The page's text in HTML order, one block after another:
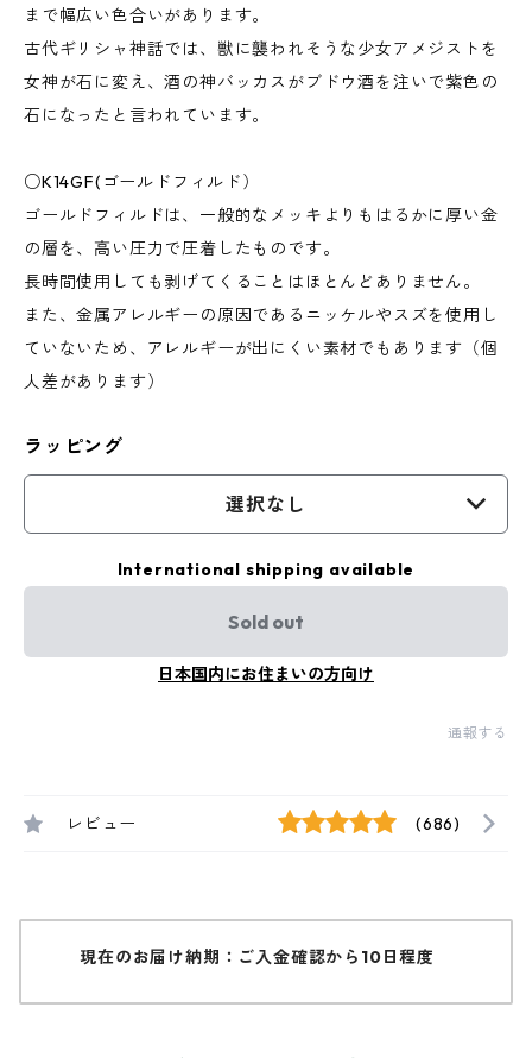
まで幅広い色合いがあります。
古代ギリシャ神話では、獣に襲われそうな少女アメジストを
女神が石に変え、酒の神バッカスがブドウ酒を注いで紫色の
石になったと言われています。
○K14GF(ゴールドフィルド）
ゴールドフィルドは、一般的なメッキよりもはるかに厚い金
の層を、高い圧力で圧着したものです。
長時間使用しても剥げてくることはほとんどありません。
また、金属アレルギーの原因であるニッケルやスズを使用し
ていないため、アレルギーが出にくい素材でもあります（個
人差があります）
ラッピング
選択なし
International shipping available
Sold out
日本国内にお住まいの方向け
通報する
レビュー (686)
現在のお届け納期：ご入金確認から10日程度